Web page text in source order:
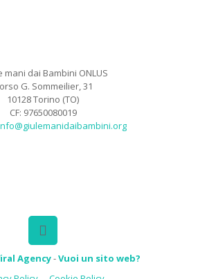
mani dai Bambini ONLUS
G. Sommeilier, 31
10128 Torino (TO)
CF: 97650080019
Agency-Vuoi un sito web?